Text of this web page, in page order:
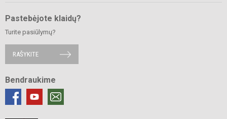
Pastebėjote klaidų?
Turite pasiūlymų?
RAŠYKITE
Bendraukime